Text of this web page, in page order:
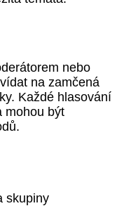
nebo
na zamčená
Každé hlasování
mohou být
skupiny